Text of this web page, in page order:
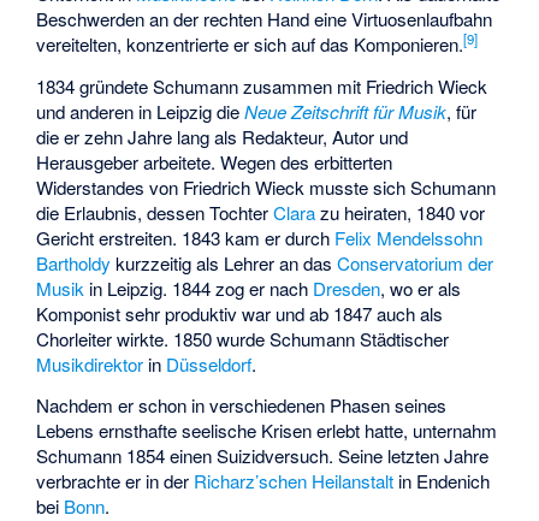
Beschwerden an der rechten Hand eine Virtuosenlaufbahn
vereitelten, konzentrierte er sich auf das Komponieren.[9]
1834 gründete Schumann zusammen mit Friedrich Wieck
und anderen in Leipzig dieNeue Zeitschrift für Musik, für
die er zehn Jahre lang als Redakteur, Autor und
Herausgeber arbeitete. Wegen des erbitterten
Widerstandes von Friedrich Wieck musste sich Schumann
die Erlaubnis, dessen TochterClarazu heiraten, 1840 vor
Gericht erstreiten. 1843 kam er durch Felix Mendelssohn
Bartholdy kurzzeitig als Lehrer an dasConservatorium der
Musik in Leipzig. 1844 zog er nach Dresden, wo er als
Komponist sehr produktiv war und ab 1847 auch als
Chorleiter wirkte. 1850 wurde Schumann Städtischer
Musikdirektor in Düsseldorf.
Nachdem er schon in verschiedenen Phasen seines
Lebens ernsthafte seelische Krisen erlebt hatte, unternahm
Schumann 1854 einen Suizidversuch. Seine letzten Jahre
verbrachte er in der Richarz’schen Heilanstalt in Endenich
bei Bonn.